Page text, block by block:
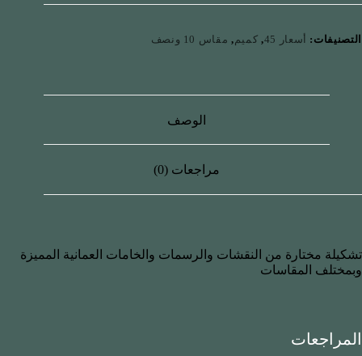
التصنيفات: أسعار 45 , كميم , مقاس 10 ونصف
الوصف
مراجعات (0)
تشكيلة مختارة من النقشات والرسمات والخامات العمانية المميزة
وبمختلف المقاسات
المراجعات